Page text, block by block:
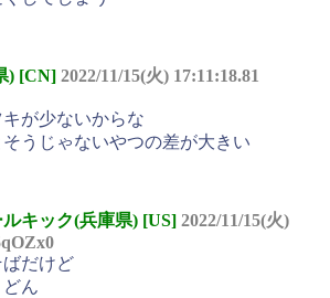
) [CN] 2022/11/15(火) 17:11:18.81
が少ないからな
うじゃないやつの差が大きい
キック(兵庫県) [US] 2022/11/15(火)
だけど
ん